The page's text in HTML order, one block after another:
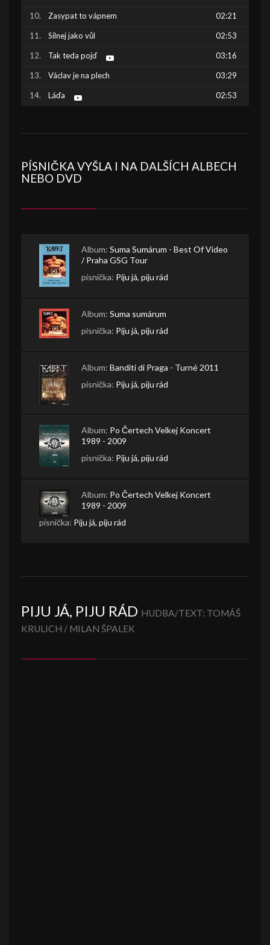
Zasypat to vápnem 02:21
Silnej jako vůl 02:53
Tak teda pojď 03:16
Václav je na plech 03:29
Láďa 02:53
PÍSNIČKA VYŠLA I NA DALŠÍCH ALBECH
NEBO DVD
Album: Suma Sumárum - Best Of Video
/ Praha GSG Tour
písnička: Piju já, piju rád
Album: Suma sumárum
písnička: Piju já, piju rád
Album: Banditi di Praga - Turné 2011
písnička: Piju já, piju rád
Album: Po Čertech Velkej Koncert
1989 - 2009
písnička: Piju já, piju rád
Album: Po Čertech Velkej Koncert
1989 - 2009
písnička: Piju já, piju rád
PIJU JÁ, PIJU RÁD HUDBA/TEXT: TOMÁŠ
KRULICH / MILAN ŠPALEK